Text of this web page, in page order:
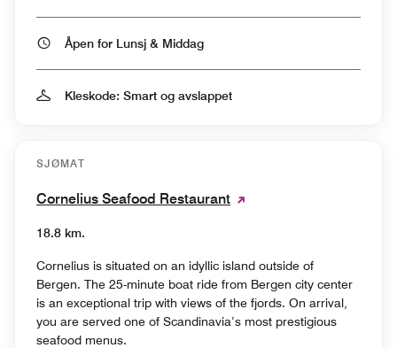
Åpen for Lunsj & Middag
Kleskode: Smart og avslappet
SJØMAT
Cornelius Seafood Restaurant
18.8 km.
Cornelius is situated on an idyllic island outside of
Bergen. The 25-minute boat ride from Bergen city center
is an exceptional trip with views of the fjords. On arrival,
you are served one of Scandinavia’s most prestigious
seafood menus.